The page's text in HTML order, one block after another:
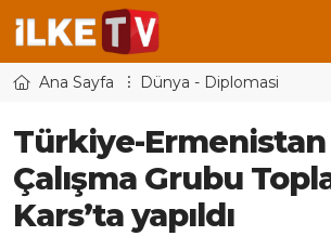
Ana Sayfa Dünya - Diplomasi
Türkiye-
Çalışma Grubu
Kars’ta yapıldı